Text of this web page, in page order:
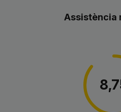
Assistència